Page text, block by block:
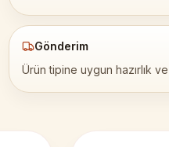
Gönderim
Ürün tipine uygun hazırlık ve